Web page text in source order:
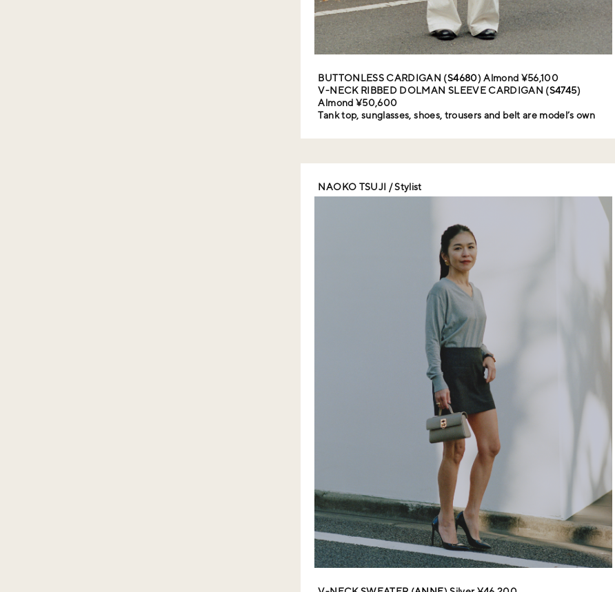
BUTTONLESS CARDIGAN (S4680) Almond ¥56,100
V-NECK RIBBED DOLMAN SLEEVE CARDIGAN (S4745)
Almond ¥50,600
Tank top, sunglasses, shoes, trousers and belt are model’s own
NAOKO TSUJI / Stylist